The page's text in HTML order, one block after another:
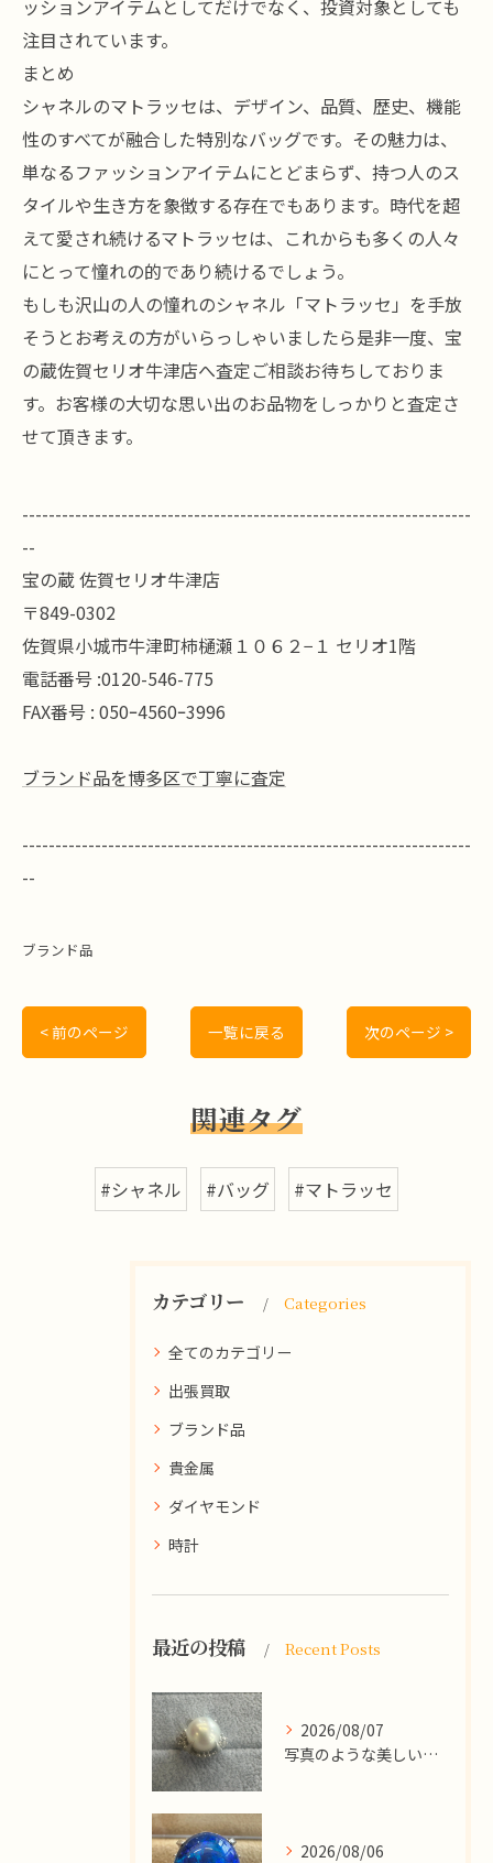
ッションアイテムとしてだけでなく、投資対象としても
注目されています。
まとめ
シャネルのマトラッセは、デザイン、品質、歴史、機能
性のすべてが融合した特別なバッグです。その魅力は、
単なるファッションアイテムにとどまらず、持つ人のス
タイルや生き方を象徴する存在でもあります。時代を超
えて愛され続けるマトラッセは、これからも多くの人々
にとって憧れの的であり続けるでしょう。
もしも沢山の人の憧れのシャネル「マトラッセ」を手放
そうとお考えの方がいらっしゃいましたら是非一度、宝
の蔵佐賀セリオ牛津店へ査定ご相談お待ちしておりま
す。お客様の大切な思い出のお品物をしっかりと査定さ
せて頂きます。
--------------------------------------------------------------------
--
宝の蔵 佐賀セリオ牛津店
〒849-0302
佐賀県小城市牛津町柿樋瀬１０６２−１ セリオ1階
電話番号 :0120-546-775
FAX番号 : 050ｰ4560ｰ3996
ブランド品を博多区で丁寧に査定
--------------------------------------------------------------------
--
ブランド品
< 前のページ 一覧に戻る 次のページ >
関連タグ
#シャネル #バッグ #マトラッセ
カテゴリー Categories
全てのカテゴリー
出張買取
ブランド品
貴金属
ダイヤモンド
時計
最近の投稿 Recent Posts
2026/08/07
写真のような美しい大粒のパールリングですが、
2026/08/06